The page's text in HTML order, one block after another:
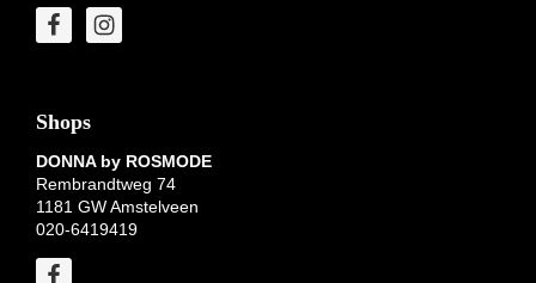
Shops
DONNA by ROSMODE
Rembrandtweg 74
1181 GW Amstelveen
020-6419419